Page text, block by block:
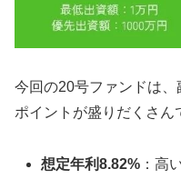
今回の20号ファンドは
ポイントが盛りだくさん
想定年利8.82% ：高